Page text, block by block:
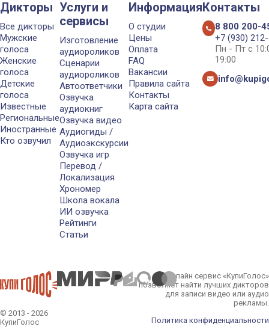
Дикторы
Все дикторы
Мужские
голоса
Женские
голоса
Детские
голоса
Известные
Региональные
Иностранные
Кто озвучил
Услуги и
сервисы
Изготовление
аудиороликов
Сценарии
аудиороликов
Автоответчики
Озвучка
аудиокниг
Озвучка видео
Аудиогиды /
Аудиоэкскурсии
Озвучка игр
Перевод /
Локализация
Хрономер
Школа вокала
ИИ озвучка
Рейтинги
Статьи
Информация
О студии
Цены
Оплата
FAQ
Вакансии
Правила сайта
Контакты
Карта сайта
Контакты
8 800 200-
+7 (930)
Пн - Пт с
19:00
© 2013 - 2026
КупиГолос
Онлайн сервис «КупиГолос»
позволяет найти лучших дикторов
для записи видео или аудио
рекламы.
Политика конфиденциальности